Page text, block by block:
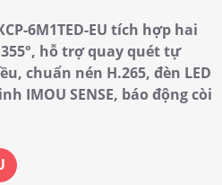
6M1TED-EU tích hợp hai
hỗ trợ quay quét tự
chuẩn nén H.265, đèn LED
IMOU SENSE, báo động còi